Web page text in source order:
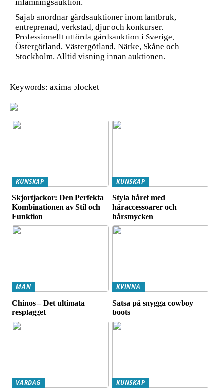
inlämningsauktion.
Sajab anordnar gårdsauktioner inom lantbruk,
entreprenad, verkstad, djur och konkurser.
Professionellt utförda gårdsauktion i Sverige,
Östergötland, Västergötland, Närke, Skåne och
Stockholm. Alltid visning innan auktionen.
Keywords: axima blocket
KUNSKAP
Skjortjackor: Den Perfekta
Kombinationen av Stil och
Funktion
KUNSKAP
Styla håret med
håraccessoarer och
hårsmycken
MAN
Chinos – Det ultimata
resplagget
KVINNA
Satsa på snygga cowboy
boots
VARDAG
KUNSKAP